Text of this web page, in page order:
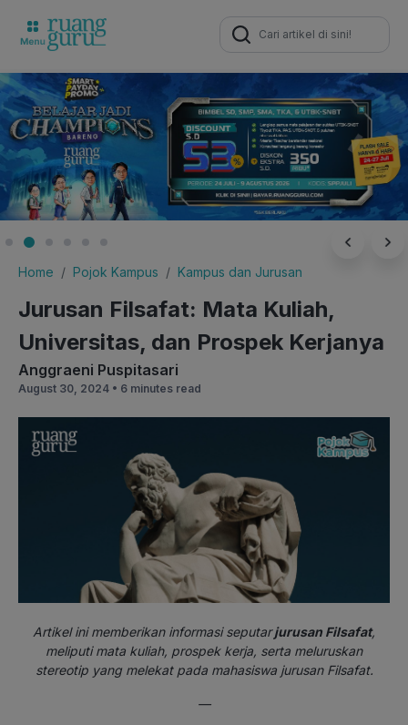
Search
for:
Home Pojok Kampus Kampus dan Jurusan
Jurusan Filsafat: Mata Kuliah,
Universitas, dan Prospek Kerjanya
Anggraeni Puspitasari
August 30, 2024 • 6 minutes read
Artikel ini memberikan informasi seputarjurusan Filsafat,
meliputi mata kuliah, prospek kerja, serta meluruskan
stereotip yang melekat pada mahasiswa jurusan Filsafat.
—